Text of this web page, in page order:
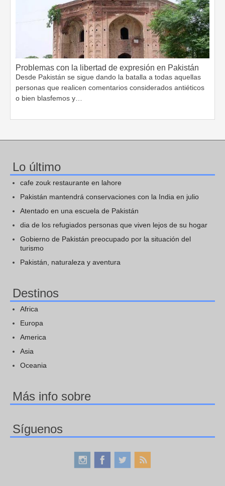
Problemas con la libertad de expresión en Pakistán
Desde Pakistán se sigue dando la batalla a todas aquellas
personas que realicen comentarios considerados antiéticos
o bien blasfemos y…
Lo último
cafe zouk restaurante en lahore
Pakistán mantendrá conservaciones con la India en julio
Atentado en una escuela de Pakistán
dia de los refugiados personas que viven lejos de su hogar
Gobierno de Pakistán preocupado por la situación del
turismo
Pakistán, naturaleza y aventura
Destinos
Africa
Europa
America
Asia
Oceania
Más info sobre
Síguenos